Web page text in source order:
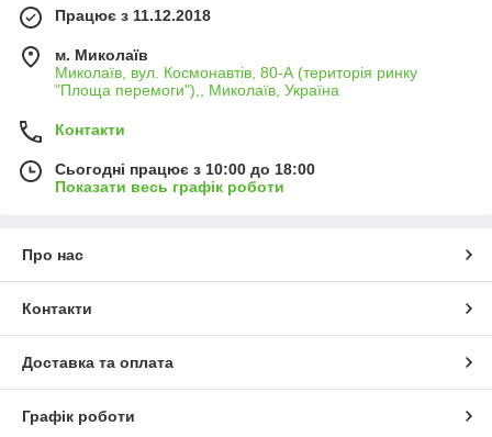
Працює з 11.12.2018
м. Миколаїв
Миколаїв, вул. Космонавтів, 80-А (територія ринку
"Площа перемоги"),, Миколаїв, Україна
Контакти
Сьогодні працює з 10:00 до 18:00
Показати весь графік роботи
Про нас
Контакти
Доставка та оплата
Графік роботи